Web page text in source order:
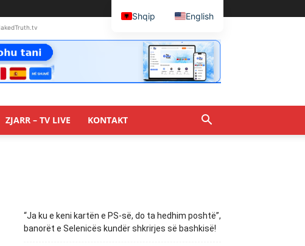
ZJARR – TV LIVE KONTAKT
“Ja ku e keni kartën e PS-së, do ta hedhim poshtë”,
banorët e Selenicës kundër shkrirjes së bashkisë!
Shqip English